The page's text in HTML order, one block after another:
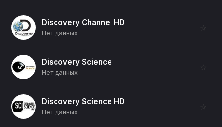
Discovery Channel HD
Нет данных
☆
Discovery Science
Нет данных
☆
Discovery Science HD
Нет данных
☆